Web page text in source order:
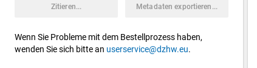
Zitieren... Metadaten exportieren...
Wenn Sie Probleme mit dem Bestellprozess haben,
wenden Sie sich bitte an userservice@dzhw.eu.